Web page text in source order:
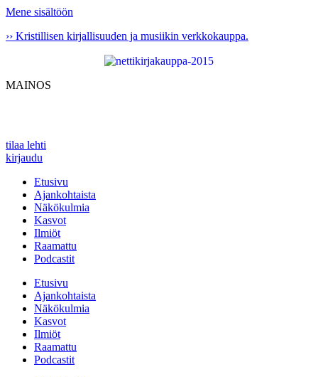
Mene sisältöön
›› Kristillisen kirjallisuuden ja musiikin verkkokauppa.
MAINOS
tilaa lehti
kirjaudu
Etusivu
Ajankohtaista
Näkökulmia
Kasvot
Ilmiöt
Raamattu
Podcastit
Etusivu
Ajankohtaista
Näkökulmia
Kasvot
Ilmiöt
Raamattu
Podcastit